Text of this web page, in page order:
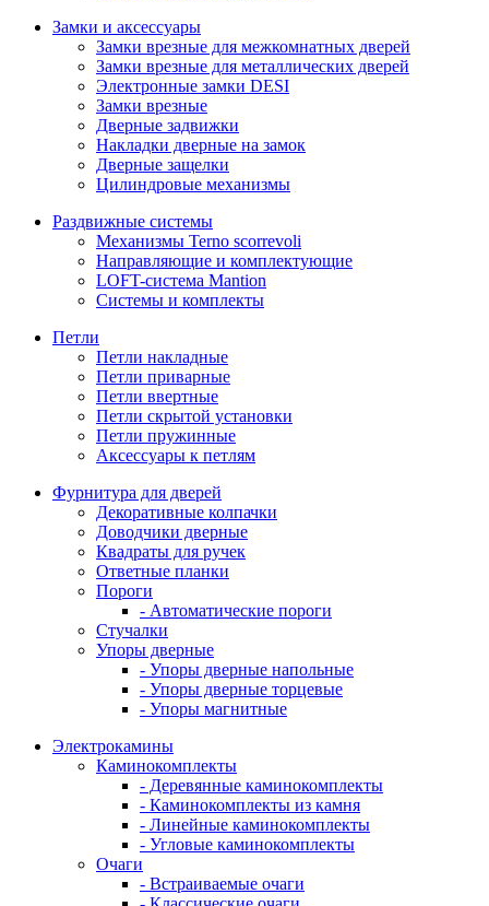
Замки и аксессуары
Замки врезные для межкомнатных дверей
Замки врезные для металлических дверей
Электронные замки DESI
Замки врезные
Дверные задвижки
Накладки дверные на замок
Дверные защелки
Цилиндровые механизмы
Раздвижные системы
Механизмы Terno scorrevoli
Направляющие и комплектующие
LOFT-cистема Mantion
Системы и комплекты
Петли
Петли накладные
Петли приварные
Петли ввертные
Петли скрытой установки
Петли пружинные
Аксессуары к петлям
Фурнитура для дверей
Декоративные колпачки
Доводчики дверные
Квадраты для ручек
Ответные планки
Пороги
- Автоматические пороги
Стучалки
Упоры дверные
- Упоры дверные напольные
- Упоры дверные торцевые
- Упоры магнитные
Электрокамины
Каминокомплекты
- Деревянные каминокомплекты
- Каминокомплекты из камня
- Линейные каминокомплекты
- Угловые каминокомплекты
Очаги
- Встраиваемые очаги